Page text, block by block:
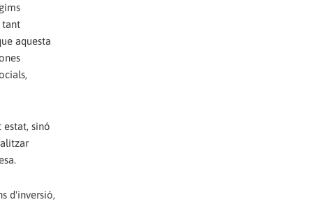
tant
aquesta
estat, sinó
d'inversió,